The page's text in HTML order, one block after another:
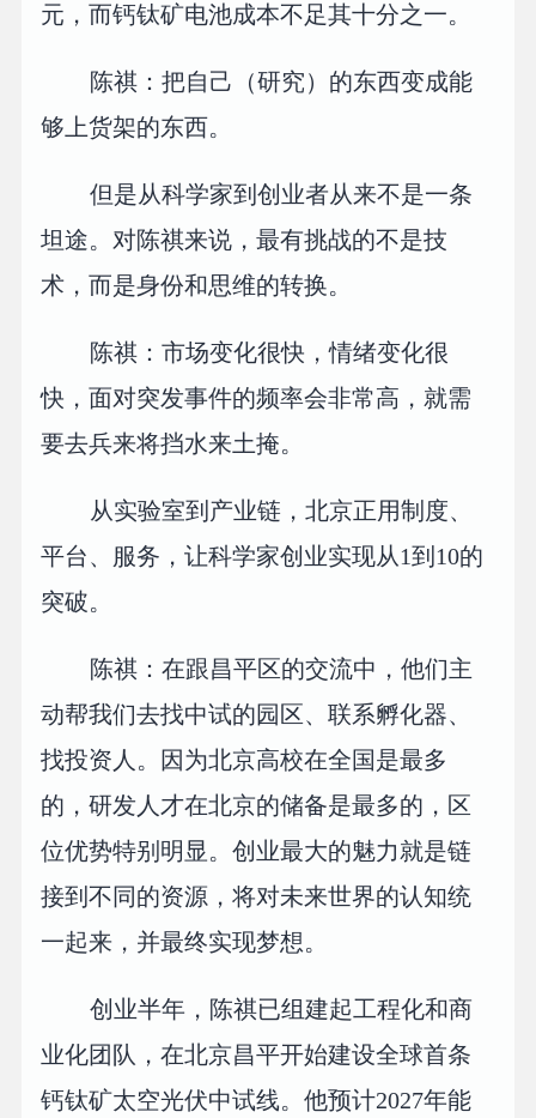
元，而钙钛矿电池成本不足其十分之一。
陈祺：把自己（研究）的东西变成能
够上货架的东西。
但是从科学家到创业者从来不是一条
坦途。对陈祺来说，最有挑战的不是技
术，而是身份和思维的转换。
陈祺：市场变化很快，情绪变化很
快，面对突发事件的频率会非常高，就需
要去兵来将挡水来土掩。
从实验室到产业链，北京正用制度、
平台、服务，让科学家创业实现从1到10的
突破。
陈祺：在跟昌平区的交流中，他们主
动帮我们去找中试的园区、联系孵化器、
找投资人。因为北京高校在全国是最多
的，研发人才在北京的储备是最多的，区
位优势特别明显。创业最大的魅力就是链
接到不同的资源，将对未来世界的认知统
一起来，并最终实现梦想。
创业半年，陈祺已组建起工程化和商
业化团队，在北京昌平开始建设全球首条
钙钛矿太空光伏中试线。他预计2027年能